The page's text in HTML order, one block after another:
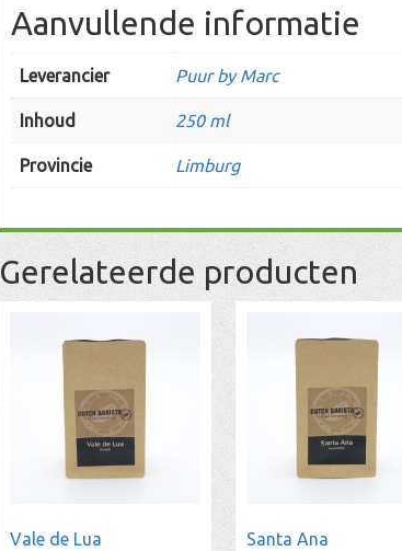
Aanvullende informatie
Leverancier Puur by Marc
Inhoud 250 ml
Provincie Limburg
Gerelateerde producten
Vale de Lua Santa Ana